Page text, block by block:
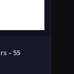
– 55